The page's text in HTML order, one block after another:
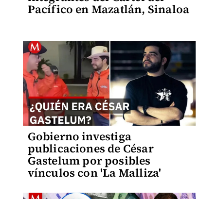
Pacífico en Mazatlán, Sinaloa
Gobierno investiga
publicaciones de César
Gastelum por posibles
vínculos con 'La Malliza'